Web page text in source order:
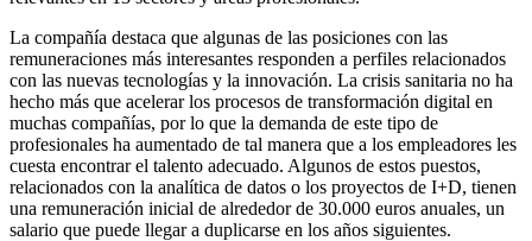
La compañía destaca que algunas de las posiciones con las
remuneraciones más interesantes responden a perfiles relacionados
con las nuevas tecnologías y la innovación. La crisis sanitaria no ha
hecho más que acelerar los procesos de transformación digital en
muchas compañías, por lo que la demanda de este tipo de
profesionales ha aumentado de tal manera que a los empleadores les
cuesta encontrar el talento adecuado. Algunos de estos puestos,
relacionados con la analítica de datos o los proyectos de I+D, tienen
una remuneración inicial de alrededor de 30.000 euros anuales, un
salario que puede llegar a duplicarse en los años siguientes.